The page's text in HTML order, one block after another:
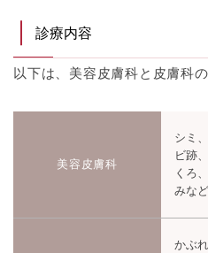
診療内容
以下は、美容皮膚科と皮膚科
美容皮膚科
シミ
ビ跡
くろ
みなど
かぶ